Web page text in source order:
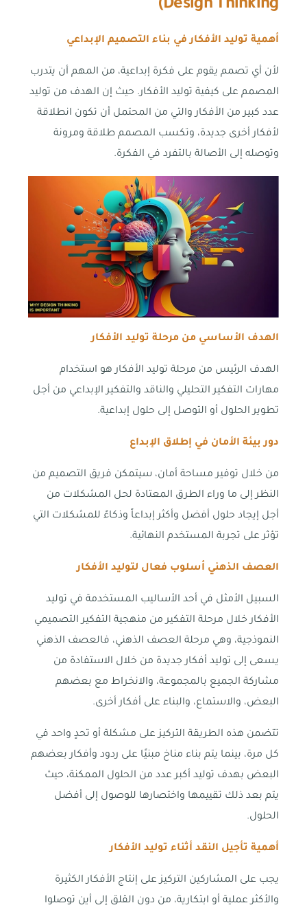
Design Thinking
)
أهمية توليد الأفكار في بناء التصميم الإبداعي
لأن أي تصمم يقوم على فكرة إبداعية، من المهم أن يتدرب
المصمم على كيفية توليد الأفكار. حيث إن الهدف من توليد
عدد كبير من الأفكار والتي من المحتمل أن تكون انطلاقة
لأفكار أخرى جديدة، وتكسب المصمم طلاقة ومرونة
وتوصله إلى الأصالة بالتفرد في الفكرة.
الهدف الأساسي من مرحلة توليد الأفكار
الهدف الرئيس من مرحلة توليد الأفكار هو استخدام
مهارات التفكير التحليلي والناقد والتفكير الإبداعي من أجل
تطوير الحلول أو التوصل إلى حلول إبداعية.
دور بيئة الأمان في إطلاق الإبداع
من خلال توفير مساحة أمان، سيتمكن فريق التصميم من
النظر إلى ما وراء الطرق المعتادة لحل المشكلات من
أجل إيجاد حلول أفضل وأكثر إبداعاً وذكاءً للمشكلات التي
تؤثر على تجربة المستخدم النهائية.
العصف الذهني أسلوب فعال لتوليد الأفكار
السبيل الأمثل في أحد الأساليب المستخدمة في توليد
الأفكار خلال مرحلة التفكير من منهجية التفكير التصميمي
النموذجية، وهي مرحلة العصف الذهني، فالعصف الذهني
يسعى إلى توليد أفكار جديدة من خلال الاستفادة من
مشاركة الجميع بالمجموعة، والانخراط مع بعضهم
البعض، والاستماع، والبناء على أفكار أخرى.
تتضمن هذه الطريقة التركيز على مشكلة أو تحدٍ واحد في
كل مرة، بينما يتم بناء مناخ مبنيًا على ردود وأفكار بعضهم
البعض بهدف توليد أكبر عدد من الحلول الممكنة، حيث
يتم بعد ذلك تقييمها واختصارها للوصول إلى أفضل
الحلول.
أهمية تأجيل النقد أثناء توليد الأفكار
يجب على المشاركين التركيز على إنتاج الأفكار الكثيرة
والأكثر عملية أو ابتكارية، من دون القلق إلى أين توصلوا